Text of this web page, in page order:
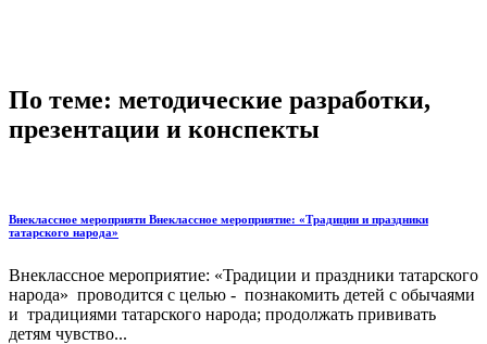
По теме: методические разработки,
презентации и конспекты
Внеклассное мероприяти Внеклассное мероприятие: «Традиции и праздники
татарского народа»
Внеклассное мероприятие: «Традиции и праздники татарского
народа» проводится с целью - познакомить детей с обычаями
и традициями татарского народа; продолжать прививать
детям чувство...